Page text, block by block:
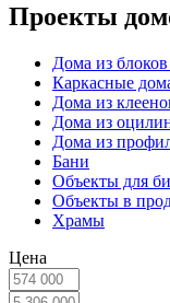
Проекты
Дома из
Каркасные
Дома из
Дома из
Дома из
Бани
Объекты для
Объекты в
Храмы
Цена